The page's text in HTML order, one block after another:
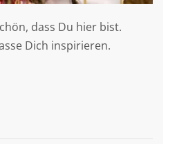
dass Du hier bist.
Dich inspirieren.